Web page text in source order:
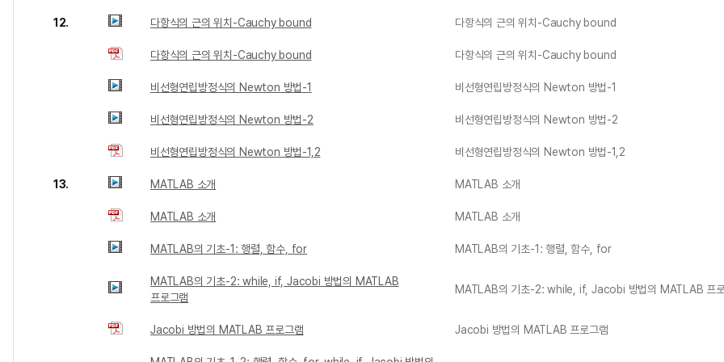
12. 다항식의 근의 위치-Cauchy bound 다항식의 근의 위치-Cauchy bound
다항식의 근의 위치-Cauchy bound 다항식의 근의 위치-Cauchy bound
비선형연립방정식의 Newton 방법-1 비선형연립방정식의 Newton 방법-1
비선형연립방정식의 Newton 방법-2 비선형연립방정식의 Newton 방법-2
비선형연립방정식의 Newton 방법-1,2 비선형연립방정식의 Newton 방법-1,2
13. MATLAB 소개 MATLAB 소개
MATLAB 소개 MATLAB 소개
MATLAB의 기초-1: 행렬, 함수, for MATLAB의 기초-1: 행렬, 함수, for
MATLAB의 기초-2: while, if, Jacobi 방법의 MATLAB
프로그램
MATLAB의 기초-2: while, if, Jacobi 방법의 MATLAB 프
Jacobi 방법의 MATLAB 프로그램 Jacobi 방법의 MATLAB 프로그램